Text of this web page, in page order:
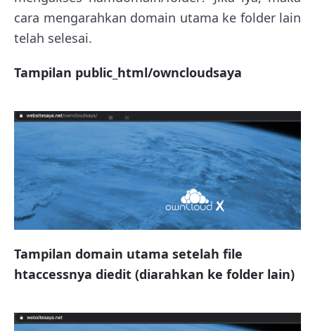
cara mengarahkan domain utama ke folder lain
telah selesai.
Tampilan public_html/owncloudsaya
Tampilan domain utama setelah file
htaccessnya diedit (diarahkan ke folder lain)